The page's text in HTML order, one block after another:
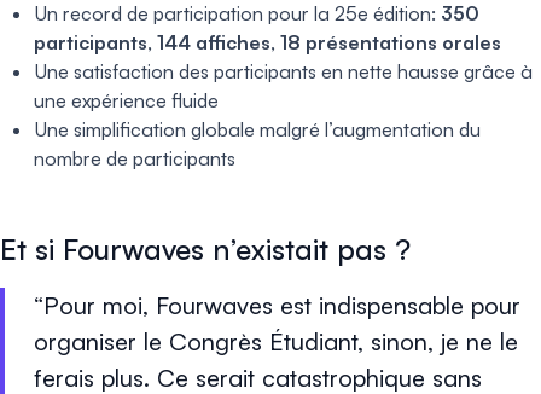
Un record de participation pour la 25e édition: 350
participants, 144 affiches, 18 présentations orales
Une satisfaction des participants en nette hausse grâce à
une expérience fluide
Une simplification globale malgré l’augmentation du
nombre de participants
Et si Fourwaves n’existait pas ?
Pour moi, Fourwaves est indispensable pour
organiser le Congrès Étudiant, sinon, je ne le
ferais plus. Ce serait catastrophique sans